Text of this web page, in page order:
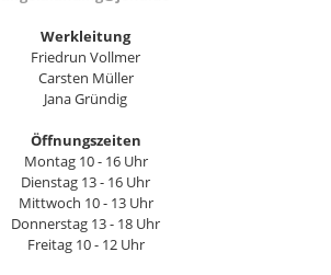
Werkleitung
Friedrun Vollmer
Carsten Müller
Jana Gründig
Öffnungszeiten
Montag 10 - 16 Uhr
Dienstag 13 - 16 Uhr
Mittwoch 10 - 13 Uhr
Donnerstag 13 - 18 Uhr
Freitag 10 - 12 Uhr